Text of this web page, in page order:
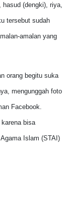
(dengki), riya,
tersebut sudah
amalan yang
orang begitu suka
mengunggah foto
Facebook.
bisa
Islam (STAI)